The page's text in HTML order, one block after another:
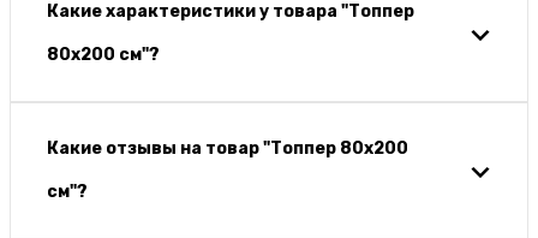
Какие характеристики у товара "Топпер
80х200 см"?
Какие отзывы на товар "Топпер 80х200
см"?